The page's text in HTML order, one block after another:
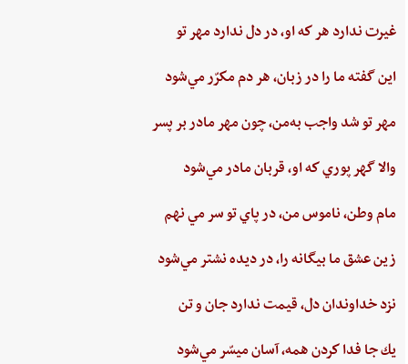
غيرت‌ ندارد هر كه او، در دل‌ ندارد مهر تو
اين‌ گفته‌ ما را در زبان، هر دم‌ مكرّر مي‌شود
مهر تو شد واجب‌ به‌من،‌ چون‌ مهر مادر بر پسر
والا گهر پوري‌ كه او، قربان مادر مي‌شود
مام‌ وطن‌، ناموس‌ من‌، در پاي ‌تو سر مي نهم‌
زين‌ عشق‌ ما بيگانه را، در ديده ‌نشتر مي‌شود
نزد خداوندان دل،‌ قيمت‌ ندارد جان‌ و تن
يك جا فدا كردن‌ همه،‌ آسان ميسّر مي‌شود